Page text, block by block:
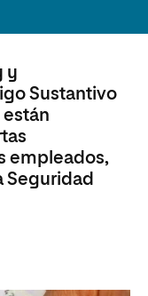
y
Sustantivo
están
empleados,
Seguridad